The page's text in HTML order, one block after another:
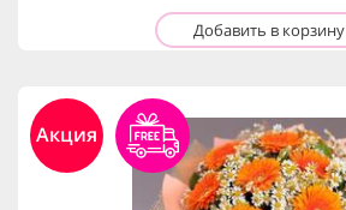
Добавить в корзину
Акция